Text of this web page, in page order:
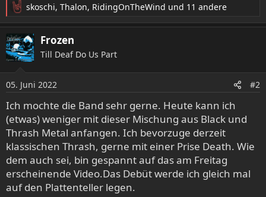
R
e
a
k
t
n
e
n
:
skoschi, Thalon, RidingOnTheWind und 11 andere
Frozen
Till Deaf Do Us Part
05. Juni 2022 #2
Ich mochte die Band sehr gerne. Heute kann ich
(etwas) weniger mit dieser Mischung aus Black und
Thrash Metal anfangen. Ich bevorzuge derzeit
klassischen Thrash, gerne mit einer Prise Death. Wie
dem auch sei, bin gespannt auf das am Freitag
erscheinende Video.Das Debüt werde ich gleich mal
auf den Plattenteller legen.